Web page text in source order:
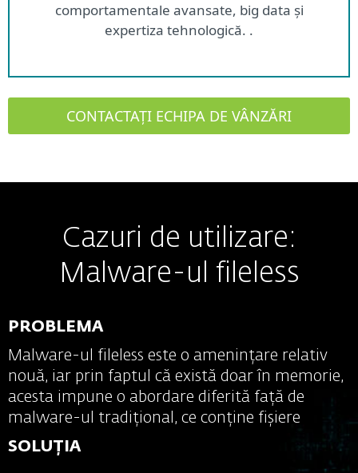
comportamentale avansate, big data și
expertiza tehnologică. .
CONTACTAȚI ECHIPA DE VÂNZĂRI
Cazuri de utilizare:
Malware-ul fileless
PROBLEMA
Malware-ul fileless este o amenințare relativ
nouă, iar prin faptul că există doar în memorie,
acesta impune o abordare diferită față de
malware-ul tradițional, ce conține fișiere
SOLUȚIA
Use case: Zero-day
threats
PROBLEMA
Zero-day threats are a major concern for
businesses due to them not knowing how to
protect against something that they have
never seen before.
SOLUȚIA